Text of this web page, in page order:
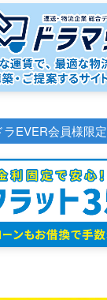
ラEVER会員様限定